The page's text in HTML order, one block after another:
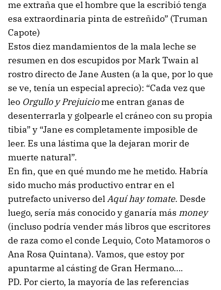
me extraña que el hombre que la escribió tenga
esa extraordinaria pinta de estreñido” (Truman
Capote)
Estos diez mandamientos de la mala leche se
resumen en dos escupidos por Mark Twain al
rostro directo de Jane Austen (a la que, por lo que
se ve, tenía un especial aprecio): “Cada vez que
leo Orgullo y Prejuiciome entran ganas de
desenterrarla y golpearle el cráneo con su propia
tibia” y “Jane es completamente imposible de
leer. Es una lástima que la dejaran morir de
muerte natural”.
En fin, que en qué mundo me he metido. Habría
sido mucho más productivo entrar en el
putrefacto universo delAquí hay tomate. Desde
luego, sería más conocido y ganaría más money
(incluso podría vender más libros que escritores
de raza como el conde Lequio, Coto Matamoros o
Ana Rosa Quintana). Vamos, que estoy por
apuntarme al cásting de Gran Hermano….
PD. Por cierto, la mayoría de las referencias